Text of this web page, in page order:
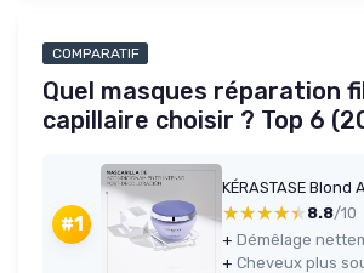
COMPARATIF
Quel masques réparation
capillaire choisir ? Top 6
#1 ★★★★★
★★★★★ 8.8/10
+
+